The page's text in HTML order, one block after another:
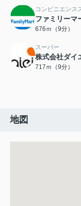
コンビニエンス
ファミリーマ
676ｍ（9分）
スーパー
株式会社ダイ
717ｍ（9分）
地図